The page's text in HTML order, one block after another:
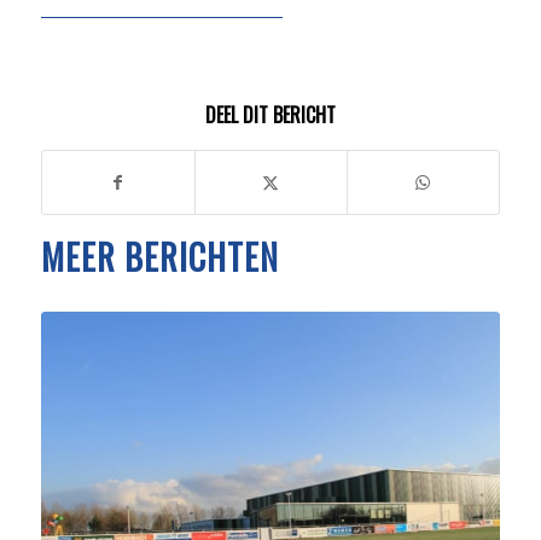
DEEL DIT BERICHT
MEER BERICHTEN